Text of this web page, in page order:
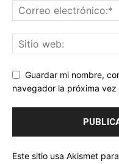
Guardar mi nombre,
navegador la próxima
Este sitio usa Akismet